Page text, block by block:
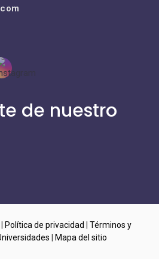
de nuestro
Política de privacidad
Términos y
Mapa del sitio